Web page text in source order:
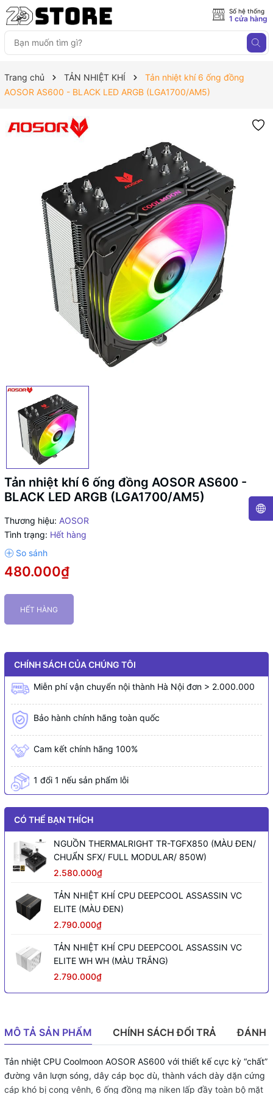
Số hệ thống
1 cửa hàng
Trang chủ TẢN NHIỆT KHÍ
Tản nhiệt khí 6 ống đồng
AOSOR AS600 - BLACK LED ARGB (LGA1700/AM5)
Tản nhiệt khí 6 ống đồng AOSOR AS600 -
BLACK LED ARGB (LGA1700/AM5)
Thương hiệu: AOSOR
Tình trạng: Hết hàng
480.000₫
HẾT HÀNG
CHÍNH SÁCH CỦA CHÚNG TÔI
Miễn phí vận chuyển nội thành Hà Nội đơn > 2.000.000
Bảo hành chính hãng toàn quốc
Cam kết chính hãng 100%
1 đổi 1 nếu sản phẩm lỗi
CÓ THỂ BẠN THÍCH
NGUỒN THERMALRIGHT TR-TGFX850 (MÀU ĐEN/
CHUẨN SFX/ FULL MODULAR/ 850W)
2.580.000₫
TẢN NHIỆT KHÍ CPU DEEPCOOL ASSASSIN VC
ELITE (MÀU ĐEN)
2.790.000₫
TẢN NHIỆT KHÍ CPU DEEPCOOL ASSASSIN VC
ELITE WH WH (MÀU TRẮNG)
2.790.000₫
MÔ TẢ SẢN PHẨM CHÍNH SÁCH ĐỔI TRẢ ĐÁNH
Tản nhiệt CPU Coolmoon AOSOR AS600 với thiết kế cực kỳ “chất”
đường vân lượn sóng, dây cáp bọc dù, thành vách dày dặn cứng
cáp khó bị cong vênh, 6 ống đồng mạ niken lấp đầy toàn bộ mặt